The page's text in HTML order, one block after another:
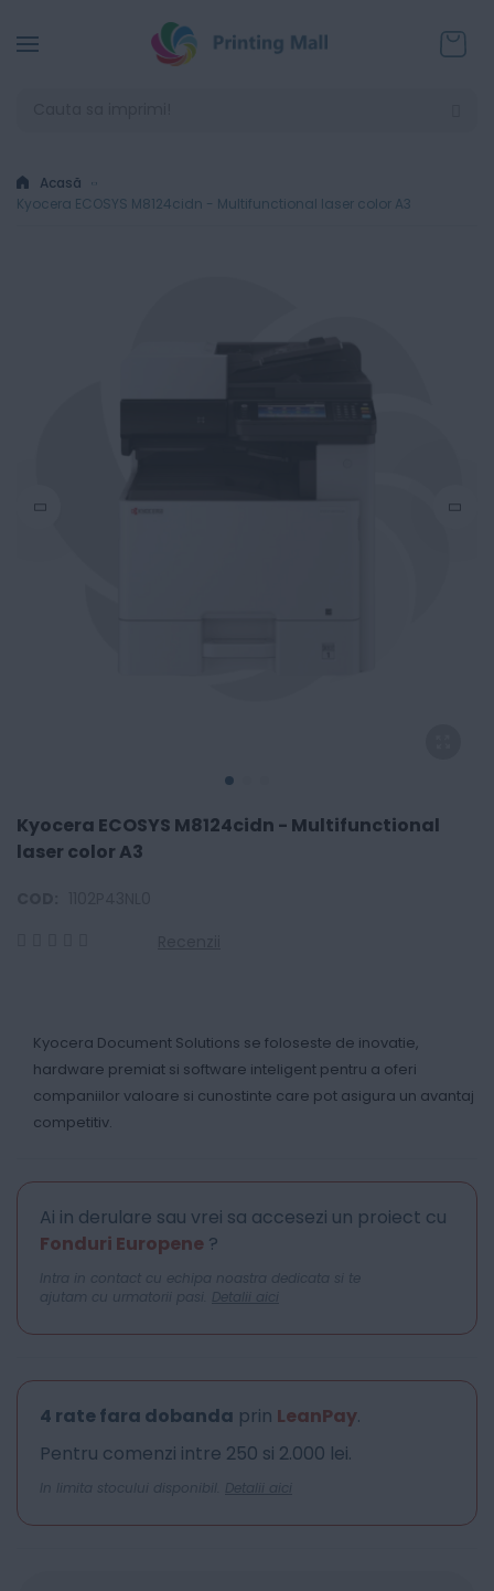
Acasă
Kyocera ECOSYS M8124cidn - Multifunctional laser color A3
Kyocera ECOSYS M8124cidn - Multifunctional
laser color A3
Kyocera Document Solutions se foloseste de inovatie,
hardware premiat si software inteligent pentru a oferi
companiilor valoare si cunostinte care pot asigura un avantaj
competitiv.
Ai in derulare sau vrei sa accesezi un proiect cu
Fonduri Europene ?
Intra in contact cu echipa noastra dedicata si te
ajutam cu urmatorii pasi. Detalii aici
4 rate fara dobanda prin LeanPay.
Pentru comenzi intre 250 si 2.000 lei.
In limita stocului disponibil. Detalii aici